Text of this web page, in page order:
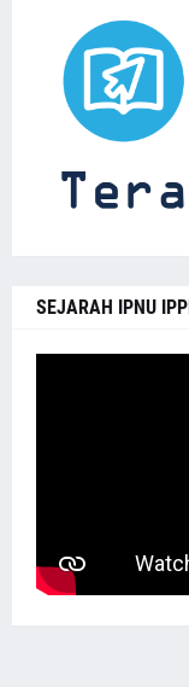
SEJARAH IPNU